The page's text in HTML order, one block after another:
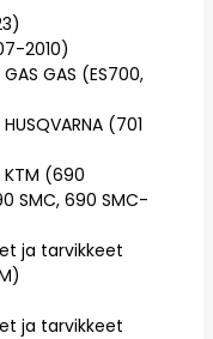
2010)
GAS (ES700,
(701
(690
SMC, 690 SMC-
ja tarvikkeet
ja tarvikkeet